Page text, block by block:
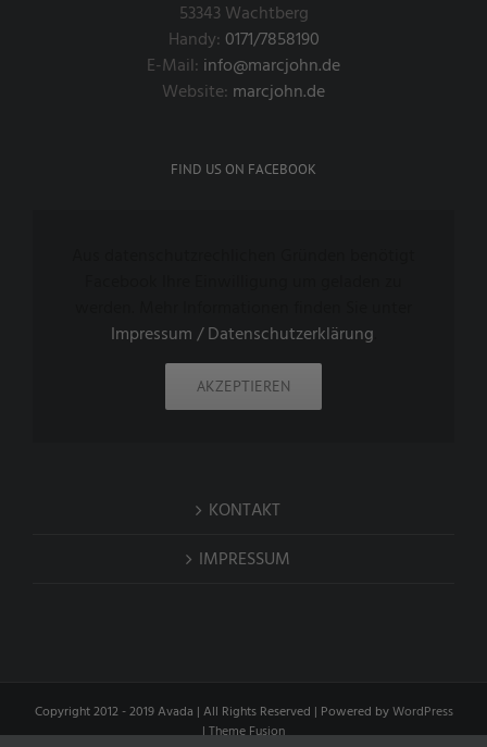
53343 Wachtberg
Handy: 0171/7858190
E-Mail: info@marcjohn.de
Website: marcjohn.de
FIND US ON FACEBOOK
Impressum / Datenschutzerklärung
AKZEPTIEREN
KONTAKT
IMPRESSUM
Copyright 2012 - 2019 Avada | All Rights Reserved | Powered byWordPress
|Theme Fusion